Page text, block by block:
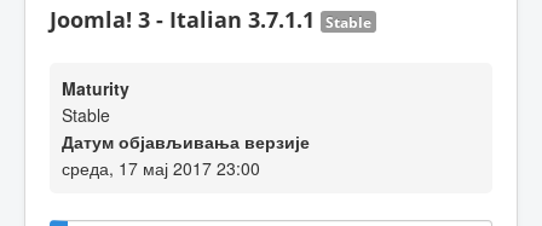
Joomla! 3 - Italian 3.7.1.1 Stable
Maturity
Stable
Датум објављивања верзије
среда, 17 мај 2017 23:00